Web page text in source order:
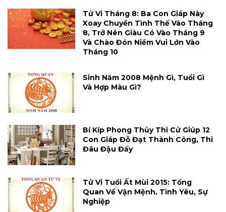
Tử Vi Tháng 8: Ba Con Giáp Này
Xoay Chuyển Tình Thế Vào Tháng
8, Trở Nên Giàu Có Vào Tháng 9
Và Chào Đón Niềm Vui Lớn Vào
Tháng 10
Sinh Năm 2008 Mệnh Gì, Tuổi Gì
Và Hợp Màu Gì?
Bí Kíp Phong Thủy Thi Cử Giúp 12
Con Giáp Đỗ Đạt Thành Công, Thi
Đâu Đậu Đấy
Tử Vi Tuổi Ất Mùi 2015: Tổng
Quan Về Vận Mệnh, Tình Yêu, Sự
Nghiệp